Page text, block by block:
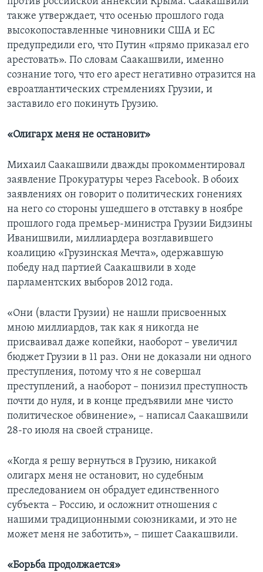
также утверждает, что осенью прошлого года
высокопоставленные чиновники США и ЕС
предупредили его, что Путин «прямо приказал его
арестовать». По словам Саакашвили, именно
сознание того, что его арест негативно отразится на
евроатлантических стремлениях Грузии, и
заставило его покинуть Грузию.
«Олигарх меня не остановит»
Михаил Саакашвили дважды прокомментировал
заявление Прокуратуры через Facebook. В обоих
заявлениях он говорит о политических гонениях
на него со стороны ушедшего в отставку в ноябре
прошлого года премьер-министра Грузии Бидзины
Иванишвили, миллиардера возглавившего
коалицию «Грузинская Мечта», одержавшую
победу над партией Саакашвили в ходе
парламентских выборов 2012 года.
«Они (власти Грузии) не нашли присвоенных
мною миллиардов, так как я никогда не
присваивал даже копейки, наоборот – увеличил
бюджет Грузии в 11 раз. Они не доказали ни одного
преступления, потому что я не совершал
преступлений, а наоборот – понизил преступность
почти до нуля, и в конце предъявили мне чисто
политическое обвинение», – написал Саакашвили
28-го июля на своей странице.
«Когда я решу вернуться в Грузию, никакой
олигарх меня не остановит, но судебным
преследованием он обрадует единственного
субъекта – Россию, и осложнит отношения с
нашими традиционными союзниками, и это не
может меня не заботить», – пишет Саакашвили.
«Борьба продолжается»